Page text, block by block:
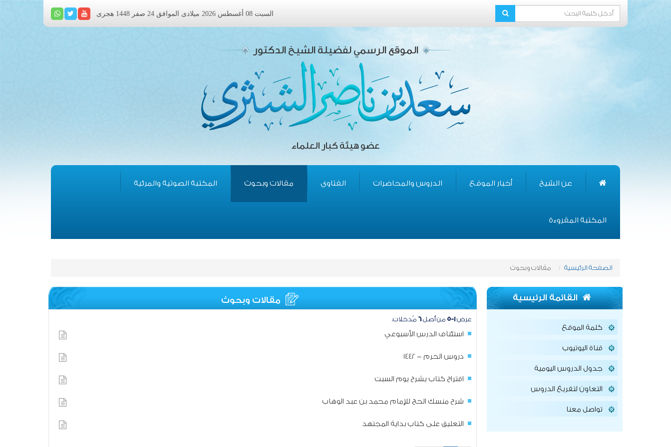
السبت 08 أغسطس 2026 ميلادى الموافق 24 صفر 1448 هجرى
الموقع الرسمي لفضيلة الشيخ الدكتور
عضو هيئة كبار العلماء
عن الشيخ أخبار الموقع الدروس والمحاضرات الفتاوى مقالات وبحوث المكتبة الصوتية والمرئية
المكتبة المقروءة
الصفحة الرئيسية مقالات وبحوث
القائمة الرئيسية
كلمة الموقع
قناة اليوتيوب
جدول الدروس اليومية
التعاون لتفريغ الدروس
تواصل معنا
مقالات وبحوث
عرض ١-٥ من أصل٦ مُدخلات.
استئناف الدرس الأسبوعي
دروس الحرم - 1442
اقتراح كتاب يشرح يوم السبت
شرح منسك الحج للإمام محمد بن عبد الوهاب
التعليق على كتاب بداية المجتهد